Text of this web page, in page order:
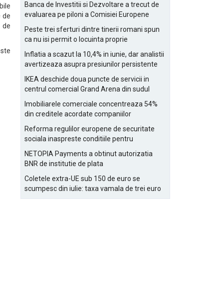
de
de
Banca de Investitii si Dezvoltare a trecut de
evaluarea pe piloni a Comisiei Europene
Peste trei sferturi dintre tinerii romani spun
ca nu isi permit o locuinta proprie
Inflatia a scazut la 10,4% in iunie, dar analistii
avertizeaza asupra presiunilor persistente
IKEA deschide doua puncte de servicii in
centrul comercial Grand Arena din sudul
Imobiliarele comerciale concentreaza 54%
din creditele acordate companiilor
Reforma regulilor europene de securitate
sociala inaspreste conditiile pentru
NETOPIA Payments a obtinut autorizatia
BNR de institutie de plata
Coletele extra-UE sub 150 de euro se
scumpesc din iulie: taxa vamala de trei euro
pe articol, adaugata la taxa logistica